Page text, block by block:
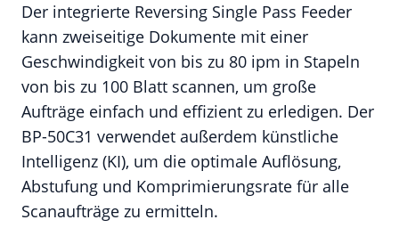
Der integrierte Reversing Single Pass Feeder
kann zweiseitige Dokumente mit einer
Geschwindigkeit von bis zu 80 ipm in Stapeln
von bis zu 100 Blatt scannen, um große
Aufträge einfach und effizient zu erledigen. Der
BP-50C31 verwendet außerdem künstliche
Intelligenz (KI), um die optimale Auflösung,
Abstufung und Komprimierungsrate für alle
Scanaufträge zu ermitteln.